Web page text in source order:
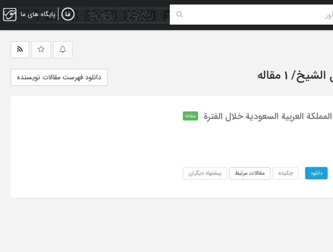
پایگاه های ما
الشیخ/ 1 مقاله دانلود فهرست مقالات نویسنده
العربیة السعودیة خلال الفترة
مقاله
دانلود چکیده مقالات مرتبط پیشنهاد دیگران